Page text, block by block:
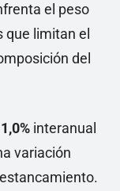
el peso
limitan el
del
interanual
variación